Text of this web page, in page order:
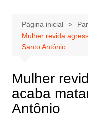
Página inicial
Mulher revida
Santo Antônio
Mulher
acaba
Antônio